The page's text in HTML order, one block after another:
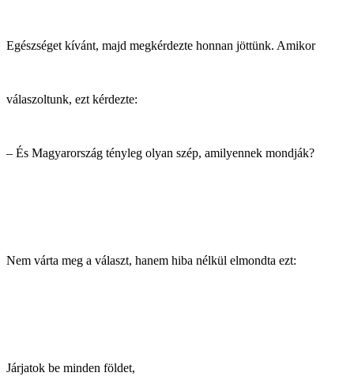
Egészséget kívánt, majd megkérdezte honnan jöttünk. Amikor
válaszoltunk, ezt kérdezte:
– És Magyarország tényleg olyan szép, amilyennek mondják?
Nem várta meg a választ, hanem hiba nélkül elmondta ezt:
Járjatok be minden földet,